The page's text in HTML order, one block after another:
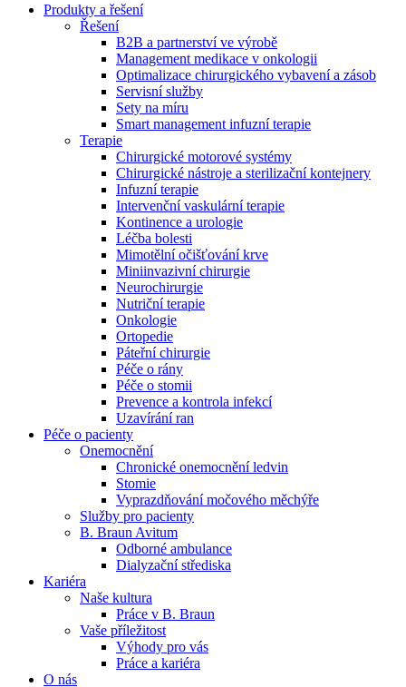
Produktový katalog​
Objevte naše produkty. Navštivte produktový katalog B.
Braun s našim kompletním produktovým portfoliem.
Odborné ambulance
Naše specializované ambulance jsou tu pro vás. Zvolte
specializaci a město, které potřebujete, a objednejte se do naší
ambulance.
Zůstaňte v dialogu s B. Braun. ​Kontaktujte nás.​
Produkty a řešení
Řešení
B2B a partnerství ve výrobě
Management medikace v onkologii
Optimalizace chirurgického vybavení a zásob
Servisní služby
Sety na míru
Smart management infuzní terapie​
Terapie
Chirurgické motorové systémy
Chirurgické nástroje a sterilizační kontejnery
Infuzní terapie
Intervenční vaskulární terapie
Kontinence a urologie
Léčba bolesti
Mimotělní očišťování krve
Miniinvazivní chirurgie
Neurochirurgie
Nutriční terapie
Onkologie
Ortopedie
Páteřní chirurgie
Péče o rány
Péče o stomii
Prevence a kontrola infekcí
Uzavírání ran
Péče o pacienty
Onemocnění
Chronické onemocnění ledvin
Stomie
Vyprazdňování močového měchýře
Služby pro pacienty
B. Braun Avitum
Odborné ambulance
Dialyzační střediska
Kariéra
Naše kultura
Práce v B. Braun
Vaše příležitost​
Výhody pro vás
Práce a kariéra
O nás